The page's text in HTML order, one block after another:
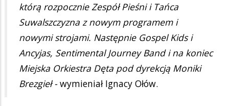
którą rozpocznie Zespół Pieśni i Tańca
Suwalszczyzna z nowym programem i
nowymi strojami. Następnie Gospel Kids i
Ancyjas, Sentimental Journey Band i na koniec
Miejska Orkiestra Dęta pod dyrekcją Moniki
Brezgieł - wymieniał Ignacy Ołów.